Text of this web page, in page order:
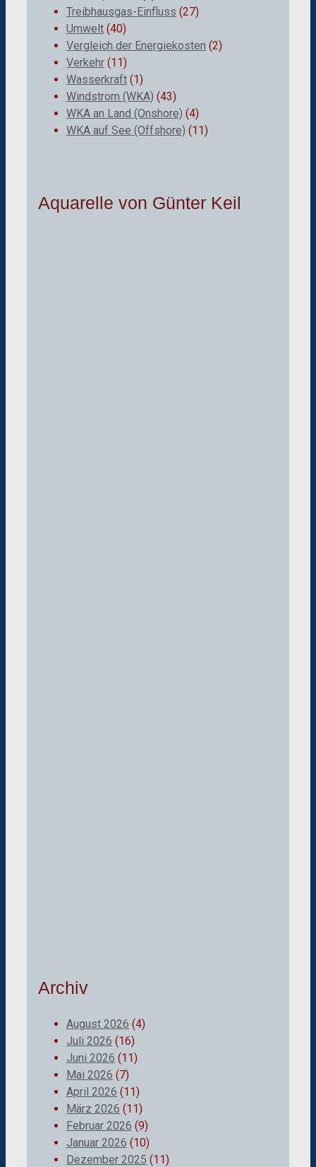
Treibhausgas-Einfluss (27)
Umwelt (40)
Vergleich der Energiekosten (2)
Verkehr (11)
Wasserkraft (1)
Windstrom (WKA) (43)
WKA an Land (Onshore) (4)
WKA auf See (Offshore) (11)
Aquarelle von Günter Keil
Archiv
August 2026 (4)
Juli 2026 (16)
Juni 2026 (11)
Mai 2026 (7)
April 2026 (11)
März 2026 (11)
Februar 2026 (9)
Januar 2026 (10)
Dezember 2025 (11)